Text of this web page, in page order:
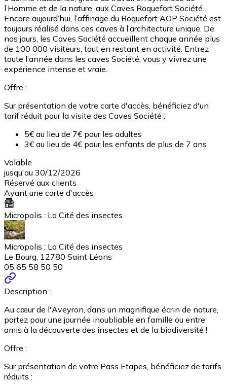
l’Homme et de la nature, aux Caves Roquefort Société.
Encore aujourd’hui, l’affinage du Roquefort AOP Société est
toujours réalisé dans ces caves à l’architecture unique. De
nos jours, les Caves Société accueillent chaque année plus
de 100 000 visiteurs, tout en restant en activité. Entrez
toute l’année dans les caves Société, vous y vivrez une
expérience intense et vraie.
Offre :
Sur présentation de votre carte d'accès, bénéficiez d'un
tarif réduit pour la visite des Caves Société :
5€ au lieu de 7€ pour les adultes
3€ au lieu de 4€ pour les enfants de plus de 7 ans
Valable
jusqu'au 30/12/2026
Réservé aux clients
Ayant une carte d'accès
Micropolis : La Cité des insectes
Micropolis : La Cité des insectes
Le Bourg, 12780 Saint Léons
05 65 58 50 50
Description :
Au cœur de l'Aveyron, dans un magnifique écrin de nature,
partez pour une journée inoubliable en famille ou entre
amis à la découverte des insectes et de la biodiversité !
Offre :
Sur présentation de votre Pass Etapes, bénéficiez de tarifs
réduits :